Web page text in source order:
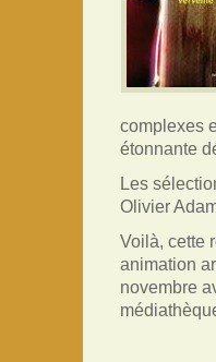
complexes
étonnante
Les
Olivier
Voilà, cette
animation
novembre